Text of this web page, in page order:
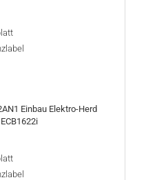
Einbau Elektro-Herd